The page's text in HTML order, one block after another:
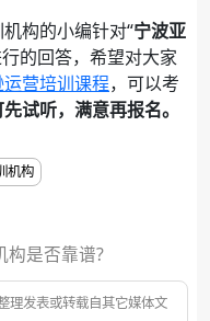
构的小编针对“宁波亚
的回答，希望对大家
营培训课程，可以考
试听，满意再报名。
机构
构是否靠谱?
理发表或转载自其它媒体文